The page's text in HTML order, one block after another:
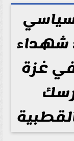
شهداء
في غزة